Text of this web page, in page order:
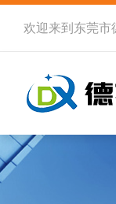
欢迎来到 东莞市